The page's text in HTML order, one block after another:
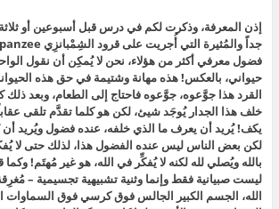
إذن المعرفة، وذكرت لكم في درس قبل أسبوعين أو ثلاثة
فضول معرفي أكثر من هؤلاء، نحن لا يُمكِن أن نقول
حيواني، بالعكس! هذه مهانة وشتيمة في حق هذه
القرد هذا جوَّعوه، جوَّعوه فاحتاج إلى الطعام، وبعد ذلك
خلف هذا الجدار يُوجَد شيئ، لكن هو كلما تقدَّم تلقى عقاباً،
يكف! يُريد أن يعرف ما الذي خلفه، عنده فضول ويُريد
لكن بعض الناس ليس عنده الفضول هذا، لذلك حتى لا
بالله ويُصلي لله لكنه لا يُفكِّر في الله، هو غير مُهتَم!
ليست صبيانية فقط وإنما وثنية تشبيهية تجسيمية –
الله، الجسم الكبير الجالس فوق كرسي فوق السماوات